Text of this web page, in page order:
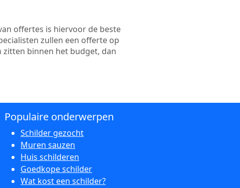
offertes is hiervoor de beste
zullen een offerte op
binnen het budget, dan
Populaire onderwerpen
Schilder gezocht
Muren sauzen
Huis schilderen
Goedkope schilder
Wat kost een schilder?